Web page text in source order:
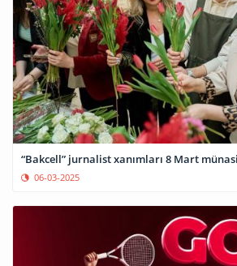
“Bakcell” jurnalist xanımları 8 Mart
06-03-2025